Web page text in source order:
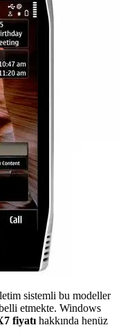
sistemli bu modeller
etmekte. Windows
fiyatı hakkında henüz